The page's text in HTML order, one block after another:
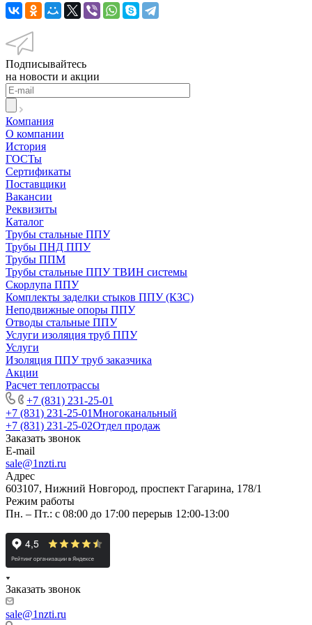
Подписывайтесь
на новости и акции
Компания
О компании
История
ГОСТы
Сертификаты
Поставщики
Вакансии
Реквизиты
Каталог
Трубы стальные ППУ
Трубы ПНД ППУ
Трубы ППМ
Трубы стальные ППУ ТВИН системы
Скорлупа ППУ
Комплекты заделки стыков ППУ (КЗС)
Неподвижные опоры ППУ
Отводы стальные ППУ
Услуги изоляция труб ППУ
Услуги
Изоляция ППУ труб заказчика
Акции
Расчет теплотрассы
+7 (831) 231-25-01
+7 (831) 231-25-01Многоканальный
+7 (831) 231-25-02Отдел продаж
Заказать звонок
E-mail
sale@1nzti.ru
Адрес
603107, Нижний Новгород, проспект Гагарина, 178/1
Режим работы
Пн. – Пт.: с 08:00 до 17:00 перерыв 12:00-13:00
Заказать звонок
sale@1nzti.ru